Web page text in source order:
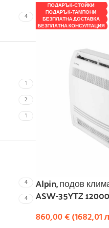
4
1
2
1
4
4
ПОДАРЪК-СТОЙКИ
ПОДАРЪК-ТАМПОНИ
БЕЗПЛАТНА ДОСТАВКА
БЕЗПЛАТНА КОНСУЛТАЦИЯ
Alpin, подов
ASW-35YTZ
860,00€(1682,01